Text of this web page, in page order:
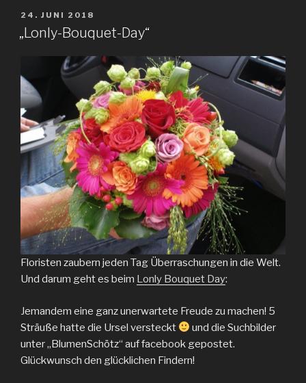
VERÖFFENTLICHT
AM
24. JUNI 2018
„Lonly-Bouquet-Day“
Floristen zaubern jeden Tag Überraschungen in die Welt.
Und darum geht es beim Lonly Bouquet Day:
Jemandem eine ganz unerwartete Freude zu machen! 5
Sträuße hatte die Ursel versteckt
und die Suchbilder
unter „BlumenSchötz“ auf facebook gepostet.
Glückwunsch den glücklichen Findern!